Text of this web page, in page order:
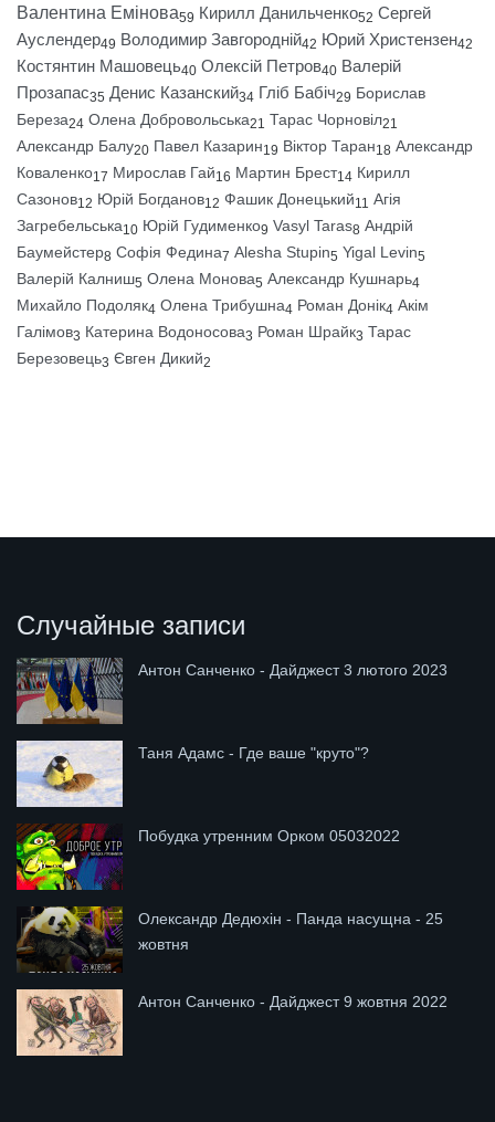
Валентина Емінова59 Кирилл Данильченко52 Сергей
Ауслендер49 Володимир Завгородній42 Юрий Христензен42
Костянтин Машовець40 Олексій Петров40 Валерій
Прозапас35 Денис Казанский34 Гліб Бабіч29 Борислав
Береза24 Олена Добровольська21 Тарас Чорновіл21
Александр Балу20 Павел Казарин19 Віктор Таран18 Александр
Коваленко17 Мирослав Гай16 Мартин Брест14 Кирилл
Сазонов12 Юрій Богданов12 Фашик Донецький11 Агія
Загребельська10 Юрій Гудименко9 Vasyl Taras8 Андрій
Баумейстер8 Софія Федина7 Alesha Stupin5 Yigal Levin5
Валерій Калниш5 Олена Монова5 Александр Кушнарь4
Михайло Подоляк4 Олена Трибушна4 Роман Донік4 Акім
Галімов3 Катерина Водоносова3 Роман Шрайк3 Тарас
Березовець3 Євген Дикий2
Случайные записи
Антон Санченко - Дайджест 3 лютого 2023
Таня Адамс - Где ваше "круто"?
Побудка утренним Орком 05032022
Олександр Дедюхін - Панда насущна - 25
жовтня
Антон Санченко - Дайджест 9 жовтня 2022